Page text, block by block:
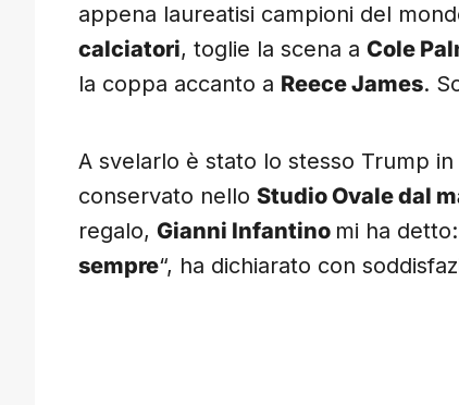
appena laureatisi campioni del
calciatori, toglie la scena a Cole
la coppa accanto a Reece James.
A svelarlo è stato lo stesso Trump in
conservato nello Studio Ovale dal
regalo, Gianni Infantino mi ha
sempre“, ha dichiarato con